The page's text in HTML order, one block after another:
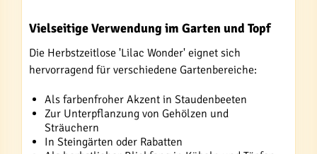
Vielseitige Verwendung im Garten und Topf
Die Herbstzeitlose 'Lilac Wonder' eignet sich
hervorragend für verschiedene Gartenbereiche:
Als farbenfroher Akzent in Staudenbeeten
Zur Unterpflanzung von Gehölzen und
Sträuchern
In Steingärten oder Rabatten